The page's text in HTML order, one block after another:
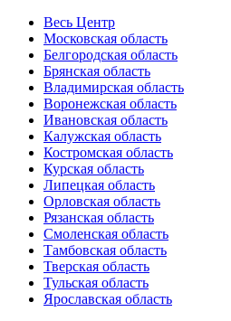
Весь Центр
Московская область
Белгородская область
Брянская область
Владимирская область
Воронежская область
Ивановская область
Калужская область
Костромская область
Курская область
Липецкая область
Орловская область
Рязанская область
Смоленская область
Тамбовская область
Тверская область
Тульская область
Ярославская область